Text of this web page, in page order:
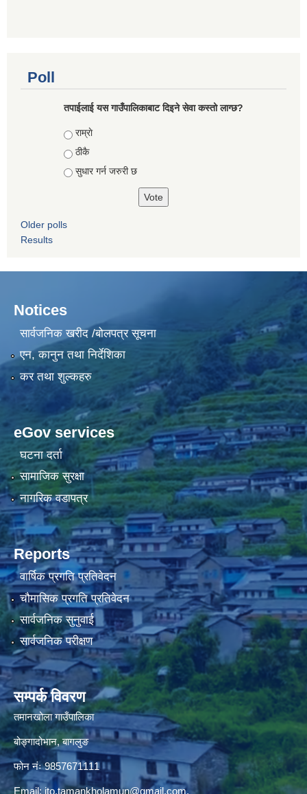
Poll
तपाईलाई यस गाउँपालिकाबाट दिइने सेवा कस्तो लाग्छ?
Choices
राम्राे
ठीकै
सुधार गर्न जरुरी छ
Older polls
Results
Notices
सार्वजनिक खरीद /बोलपत्र सूचना
एन, कानुन तथा निर्देशिका
कर तथा शुल्कहरु
eGov services
घटना दर्ता
सामाजिक सुरक्षा
नागरिक वडापत्र
Reports
वार्षिक प्रगति प्रतिवेदन
चौमासिक प्रगति प्रतिवेदन
सार्वजनिक सुनुवाई
सार्वजनिक परीक्षण
सम्पर्क विवरण
तमानखोला गाउँपालिका
बोङ्गादोभान, बागलुङ
फोन नंः 9857671111
Email: ito.tamankholamun@gmail.com,